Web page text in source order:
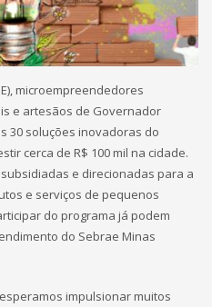
microempreendedores
e artesãos de Governador
30 soluções inovadoras do
cerca de R$ 100 mil na cidade.
e direcionadas para a
e serviços de pequenos
do programa já podem
do Sebrae Minas
impulsionar muitos